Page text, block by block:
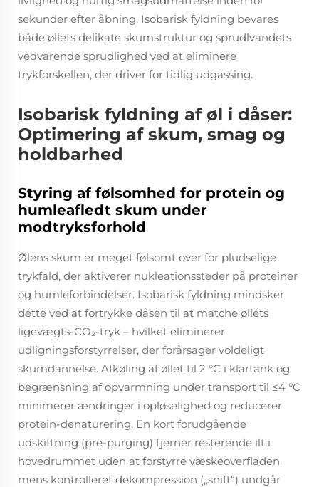
sekunder efter åbning. Isobarisk fyldning bevares
både øllets delikate skumstruktur og sprudlvandets
vedvarende sprudlighed ved at eliminere
trykforskellen, der driver for tidlig udgassing.
Isobarisk fyldning af øl i dåser:
Optimering af skum, smag og
holdbarhed
Styring af følsomhed for protein og
humleafledt skum under
modtryksforhold
Ølens skum er meget følsomt over for pludselige
trykfald, der aktiverer nukleationssteder på proteiner
og humleforbindelser. Isobarisk fyldning mindsker
dette ved at fortrykke dåsen til at matche øllets
ligevægts-CO₂-tryk – hvilket eliminerer
udligningsforstyrrelser, der forårsager voldeligt
skumdannelse. Afkøling af øllet til 2 °C i klartank og
begrænsning af opvarmning under transport til ≤4 °C
minimerer ændringer i opløselighed og reducerer
protein-denaturering. En kort forudgående
udskiftning (pre-purging) fjerner resterende ilt i
hovedrummet uden at forstyrre væskeoverfladen,
mens kontrolleret dekompression („snift“) undgår